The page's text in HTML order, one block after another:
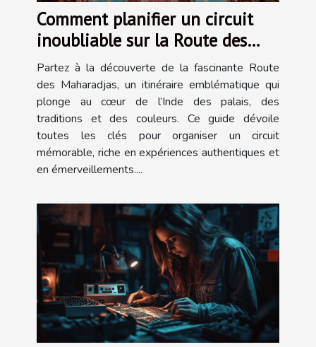
Comment planifier un circuit
inoubliable sur la Route des
Maharadjas ?
Partez à la découverte de la fascinante Route
des Maharadjas, un itinéraire emblématique qui
plonge au cœur de l’Inde des palais, des
traditions et des couleurs. Ce guide dévoile
toutes les clés pour organiser un circuit
mémorable, riche en expériences authentiques et
en émerveillements....